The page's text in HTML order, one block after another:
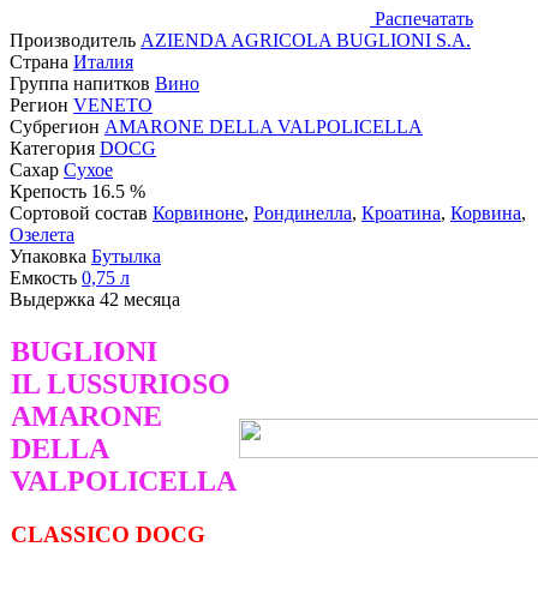
Распечатать
Производитель AZIENDA AGRIСOLA BUGLIONI S.A.
Страна Италия
Группа напитков Вино
Регион VENETO
Субрегион AMARONE DELLA VALPOLICELLA
Категория DOCG
Сахар Сухое
Крепость 16.5 %
Сортовой состав Корвиноне, Рондинелла, Кроатина, Корвина,
Озелета
Упаковка Бутылка
Емкость 0,75 л
Выдержка 42 месяца
BUGLIONI
IL LUSSURIOSO
AMARONE
DELLA
VALPOLICELLA
CLASSICO DOCG